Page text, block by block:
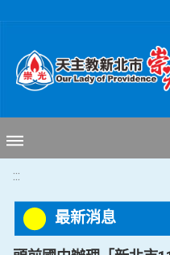
:::
最新消息